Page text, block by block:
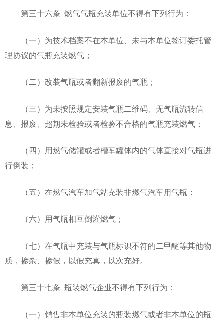
第三十六条 燃气气瓶充装单位不得有下列行为：
（一）为技术档案不在本单位、未与本单位签订委托管
理协议的气瓶充装燃气；
（二）改装气瓶或者翻新报废的气瓶；
（三）为未按照规定安装气瓶二维码、无气瓶流转信
息、报废、超期未检验或者检验不合格的气瓶充装燃气；
（四）用燃气储罐或者槽车罐体内的气体直接对气瓶进
行倒装；
（五）在燃气汽车加气站充装非燃气汽车用气瓶；
（六）用气瓶相互倒灌燃气；
（七）在气瓶中充装与气瓶标识不符的二甲醚等其他物
质，掺杂、掺假，以假充真，以次充好。
第三十七条 瓶装燃气企业不得有下列行为：
（一）销售非本单位充装的瓶装燃气或者非本单位的瓶